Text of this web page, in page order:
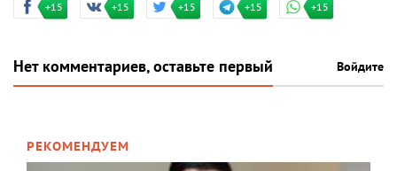
+15 +15 +15 +15 +15
Нет комментариев, оставьте первый Войдите
РЕКОМЕНДУЕМ